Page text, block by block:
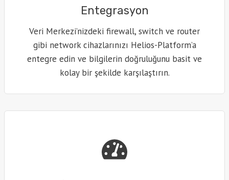
Entegrasyon
Veri Merkezi’nizdeki firewall, switch ve router
gibi network cihazlarınızı Helios-Platform’a
entegre edin ve bilgilerin doğruluğunu basit ve
kolay bir şekilde karşılaştırın.